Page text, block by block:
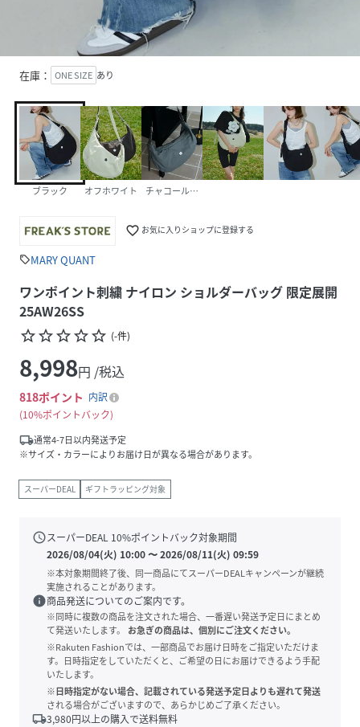
在庫： ONE SIZE あり
ブラック オフホワイト チャコールグレー
favorite_border お気に入りショップに登録する
sellMARY QUANT
ワンポイント刺繍 ナイロン ショルダーバッグ 限定展開
25AW26SS
star_borderstar_borderstar_borderstar_borderstar_border (-件)
8,998円 /税込
818ポイント 内訳
10%ポイントバック
local_shipping通常4-7日以内発送予定
※サイズ・カラーによりお届け日が異なる場合があります。
スーパーDEAL ギフトラッピング対象
scheduleスーパーDEAL 10%ポイントバック対象期間
2026/08/04(火) 10:00〜2026/08/11(火) 09:59
※本対象期間終了後、同一商品にてスーパーDEALキャンペーンが継続
実施されることがあります。
info商品発送についてのご案内です。
※同時に複数の商品を注文された場合、一番遅い発送予定日にまとめ
て発送いたします。
お急ぎの商品は、個別にご注文ください。
※Rakuten Fashionでは、一部商品でお届け日時をご指定いただけま
す。日時指定をしていただくと、ご希望の日にお届けできるよう手配
いたします。
※日時指定がない場合、記載されている発送予定日よりも遅れて発送
される場合がございますので、あらかじめご了承ください。
local_shipping3,980円以上の購入で送料無料